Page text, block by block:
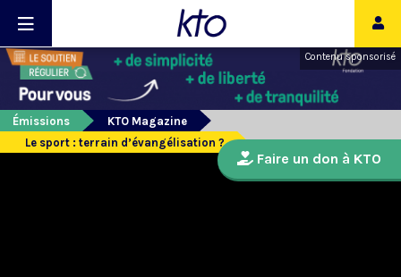
Contenu sponsorisé
Émissions
KTO Magazine
Le sport : terrain d’évangélisation ?
Faire un don à KTO